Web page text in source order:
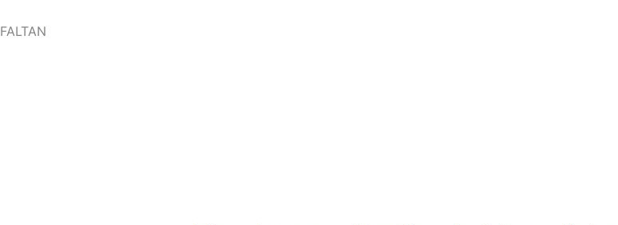
al
FALTAN